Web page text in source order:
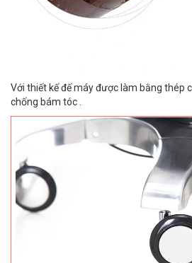
Với thiết kế đế máy được làm bằng thép
chống bám tóc .